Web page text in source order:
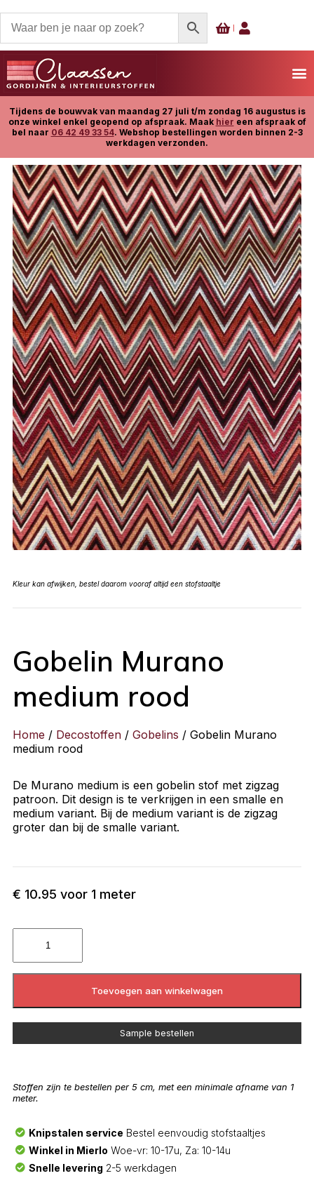
Tijdens de bouwvak van maandag 27 juli t/m zondag 16 augustus is
onze winkel enkel geopend op afspraak. Maak hier een afspraak of
bel naar 06 42 49 33 54. Webshop bestellingen worden binnen 2-3
werkdagen verzonden.
Kleur kan afwijken, bestel daarom vooraf altijd een stofstaaltje
Gobelin Murano
medium rood
Home / Decostoffen / Gobelins / Gobelin Murano
medium rood
De Murano medium is een gobelin stof met zigzag
patroon. Dit design is te verkrijgen in een smalle en
medium variant. Bij de medium variant is de zigzag
groter dan bij de smalle variant.
€ 10.95 voor 1 meter
Toevoegen aan winkelwagen
Sample bestellen
Stoffen zijn te bestellen per 5 cm, met een minimale afname van 1
meter.
Knipstalen service Bestel eenvoudig stofstaaltjes
Winkel in Mierlo Woe-vr: 10-17u, Za: 10-14u
Snelle levering 2-5 werkdagen